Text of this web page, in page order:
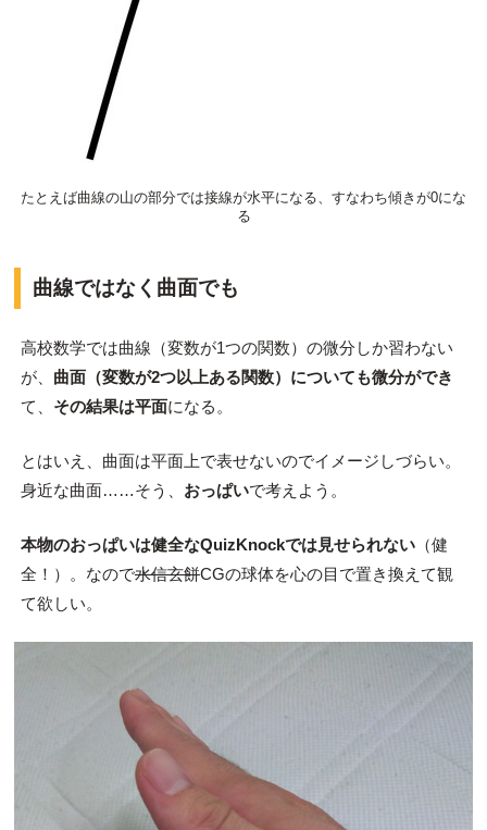
たとえば曲線の山の部分では接線が水平になる、すなわち傾きが0にな
る
曲線ではなく曲面でも
高校数学では曲線（変数が1つの関数）の微分しか習わない
が、 曲面（変数が2つ以上ある関数）についても微分ができ
て、 その結果は平面になる。
とはいえ、曲面は平面上で表せないのでイメージしづらい。
身近な曲面……そう、 おっぱいで考えよう。
本物のおっぱいは健全なQuizKnockでは見せられない（健
全！）。なので水信玄餅CGの球体を心の目で置き換えて観
て欲しい。